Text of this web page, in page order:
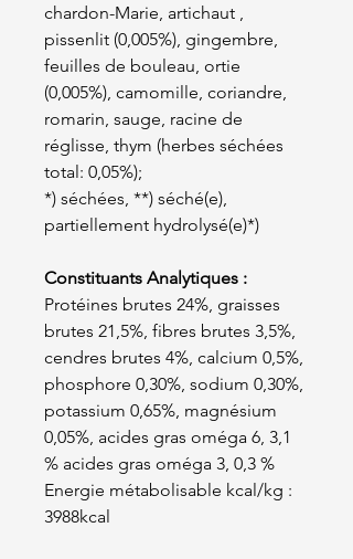
chardon-Marie, artichaut ,
pissenlit (0,005%), gingembre,
feuilles de bouleau, ortie
(0,005%), camomille, coriandre,
romarin, sauge, racine de
réglisse, thym (herbes séchées
total: 0,05%);
*) séchées, **) séché(e),
partiellement hydrolysé(e)*)
Constituants Analytiques :
Protéines brutes 24%, graisses
brutes 21,5%, fibres brutes 3,5%,
cendres brutes 4%, calcium 0,5%,
phosphore 0,30%, sodium 0,30%,
potassium 0,65%, magnésium
0,05%, acides gras oméga 6, 3,1
% acides gras oméga 3, 0,3 %
Energie métabolisable kcal/kg :
3988kcal